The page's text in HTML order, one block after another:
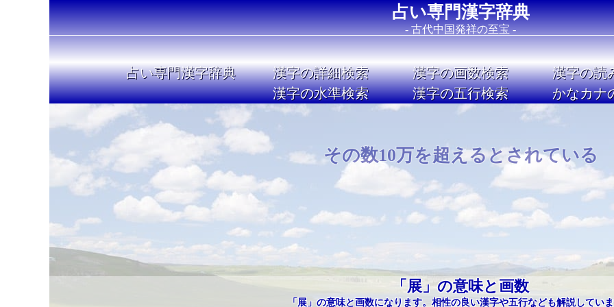
占い専門漢字辞典
- 古代中国発祥の至宝 -
占い専門漢字辞典 漢字の詳細検索 漢字の画数検索
漢字の読
漢字の水準検索
漢字の五行検索 かなカナ
Image 02
その数10万を超えるとされている
「展」の意味と画数
「展」の意味と画数になります。相性の良い漢字や五行なども解説してい